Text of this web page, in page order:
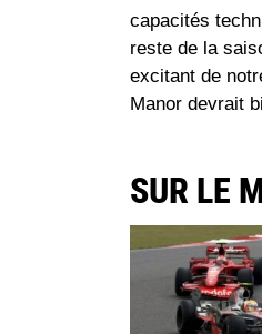
capacités
reste de la
excitant de
Manor devrait
SUR LE